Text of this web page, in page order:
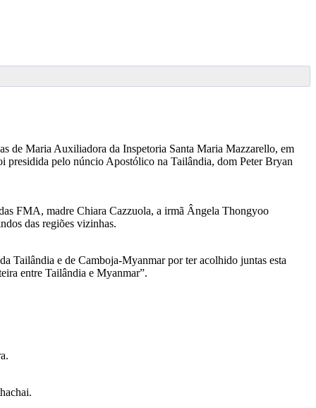
de Maria Auxiliadora da Inspetoria Santa Maria Mazzarello, em
presidida pelo núncio Apostólico na Tailândia, dom Peter Bryan
FMA, madre Chiara Cazzuola, a irmã Ângela Thongyoo
das regiões vizinhas.
Tailândia e de Camboja-Myanmar por ter acolhido juntas esta
entre Tailândia e Myanmar”.